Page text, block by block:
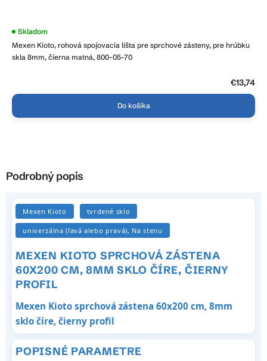
Mexen Kioto, rohová spojovacia lišta pre sprchové zásteny, pre hrúbku
skla 8mm, čierna matná, 800-05-70
Skladom
€13,74
Do košíka
Podrobný popis
Mexen Kioto tvrdené sklo
univerzálna (ľavá alebo pravá), Na stenu
MEXEN KIOTO SPRCHOVÁ ZÁSTENA
60X200 CM, 8MM SKLO ČÍRE, ČIERNY
PROFIL
Mexen Kioto sprchová zástena 60x200 cm, 8mm
sklo číre, čierny profil
POPISNÉ PARAMETRE